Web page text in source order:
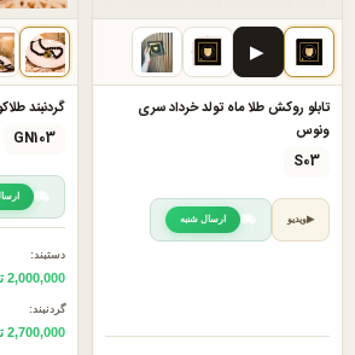
▶
تابلو روکش طلا ماه تولد خرداد سری
ونوس
S03
▶ویدیو ارسال شنبه
گردنبند
GN103
دستبند:
2,000,000 تومان
گردنبند:
2,700,000 تومان